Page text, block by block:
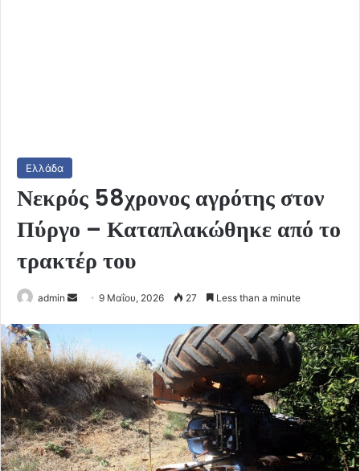
Ελλάδα
Νεκρός 58χρονος αγρότης στον
Πύργο – Καταπλακώθηκε από το
τρακτέρ του
admin
Send9 Μαΐου, 2026 27 Less than a minute